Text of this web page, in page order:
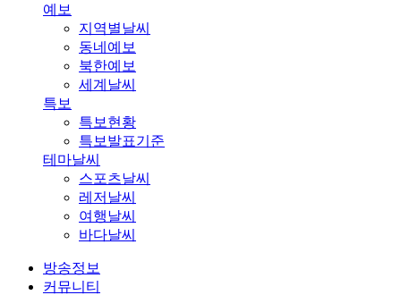
예보
지역별날씨
동네예보
북한예보
세계날씨
특보
특보현황
특보발표기준
테마날씨
스포츠날씨
레저날씨
여행날씨
바다날씨
방송정보
커뮤니티